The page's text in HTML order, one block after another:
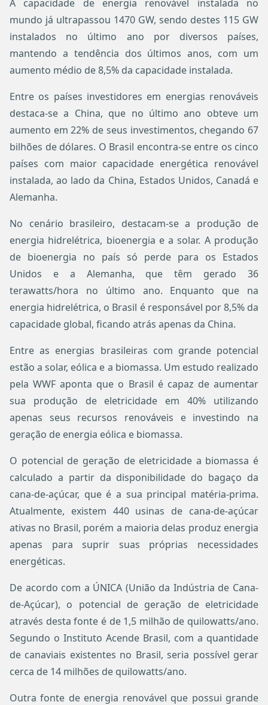
A capacidade de energia renovável instalada no
mundo já ultrapassou 1470 GW, sendo destes 115 GW
instalados no último ano por diversos países,
mantendo a tendência dos últimos anos, com um
aumento médio de 8,5% da capacidade instalada.
Entre os países investidores em energias renováveis
destaca-se a China, que no último ano obteve um
aumento em 22% de seus investimentos, chegando 67
bilhões de dólares. O Brasil encontra-se entre os cinco
países com maior capacidade energética renovável
instalada, ao lado da China, Estados Unidos, Canadá e
Alemanha.
No cenário brasileiro, destacam-se a produção de
energia hidrelétrica, bioenergia e a solar. A produção
de bioenergia no país só perde para os Estados
Unidos e a Alemanha, que têm gerado 36
terawatts/hora no último ano. Enquanto que na
energia hidrelétrica, o Brasil é responsável por 8,5% da
capacidade global, ficando atrás apenas da China.
Entre as energias brasileiras com grande potencial
estão a solar, eólica e a biomassa. Um estudo realizado
pela WWF aponta que o Brasil é capaz de aumentar
sua produção de eletricidade em 40% utilizando
apenas seus recursos renováveis e investindo na
geração de energia eólica e biomassa.
O potencial de geração de eletricidade a biomassa é
calculado a partir da disponibilidade do bagaço da
cana-de-açúcar, que é a sua principal matéria-prima.
Atualmente, existem 440 usinas de cana-de-açúcar
ativas no Brasil, porém a maioria delas produz energia
apenas para suprir suas próprias necessidades
energéticas.
De acordo com a ÚNICA (União da Indústria de Cana-
de-Açúcar), o potencial de geração de eletricidade
através desta fonte é de 1,5 milhão de quilowatts/ano.
Segundo o Instituto Acende Brasil, com a quantidade
de canaviais existentes no Brasil, seria possível gerar
cerca de 14 milhões de quilowatts/ano.
Outra fonte de energia renovável que possui grande